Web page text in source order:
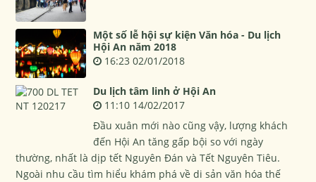
Một số lễ hội sự kiện Văn hóa - Du lịch
Hội An năm 2018
16:23 02/01/2018
Du lịch tâm linh ở Hội An
11:10 14/02/2017
Đầu xuân mới nào cũng vậy, lượng khách
đến Hội An tăng gấp bội so với ngày
thường, nhất là dịp tết Nguyên Đán và Tết Nguyên Tiêu.
Ngoài nhu cầu tìm hiểu khám phá về di sản văn hóa thế